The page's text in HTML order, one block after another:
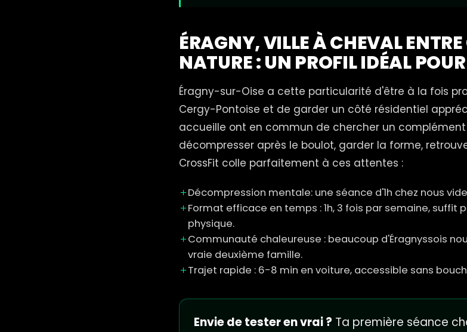
ÉRAGNY, VILLE À CHEVAL
NATURE : UN PROFIL IDÉAL
Éragny-sur-Oise a cette particularité d'être à la fois
Cergy-Pontoise et de garder un côté résidentiel
accueille ont en commun de chercher un
décompresser après le boulot, garder la forme,
CrossFit colle parfaitement à ces attentes :
Décompression mentale: une séance d'1h chez nous
Format efficace en temps : 1h, 3 fois par semaine, suffit
physique.
Communauté chaleureuse : beaucoup d'Éragnyssois
vraie deuxième famille.
Trajet rapide : 6-8 min en voiture, accessible sans
Envie de tester en vrai ? Ta première séance